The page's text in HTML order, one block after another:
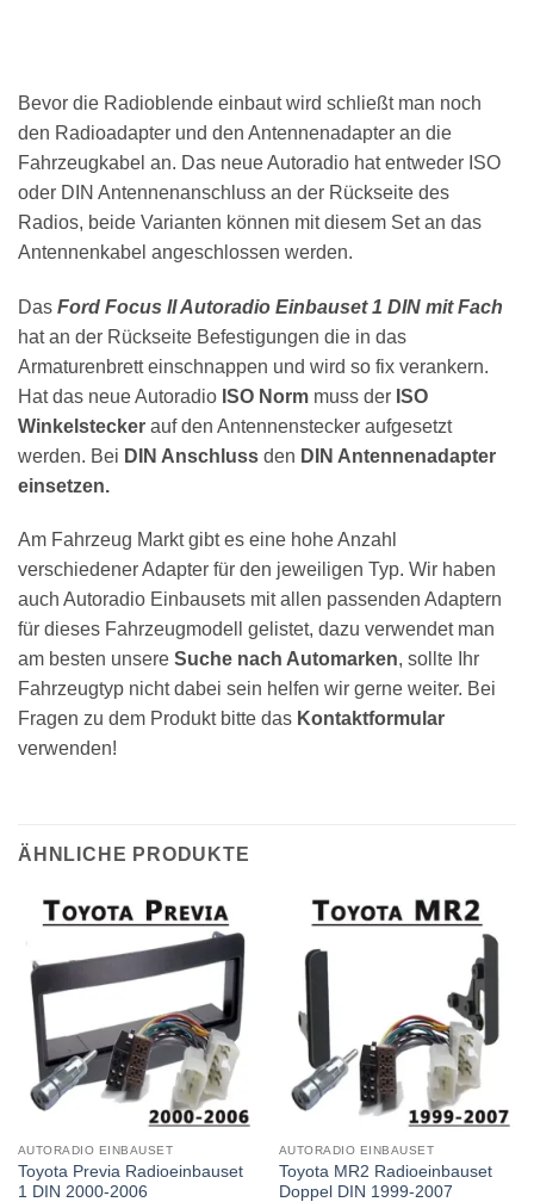
Bevor die Radioblende einbaut wird schließt man noch
den Radioadapter und den Antennenadapter an die
Fahrzeugkabel an. Das neue Autoradio hat entweder ISO
oder DIN Antennenanschluss an der Rückseite des
Radios, beide Varianten können mit diesem Set an das
Antennenkabel angeschlossen werden.
Das Ford Focus II Autoradio Einbauset 1 DIN mit Fach
hat an der Rückseite Befestigungen die in das
Armaturenbrett einschnappen und wird so fix verankern.
Hat das neue Autoradio ISO Norm muss der ISO
Winkelstecker auf den Antennenstecker aufgesetzt
werden. Bei DIN Anschluss den DIN Antennenadapter
einsetzen.
Am Fahrzeug Markt gibt es eine hohe Anzahl
verschiedener Adapter für den jeweiligen Typ. Wir haben
auch Autoradio Einbausets mit allen passenden Adaptern
für dieses Fahrzeugmodell gelistet, dazu verwendet man
am besten unsere Suche nach Automarken, sollte Ihr
Fahrzeugtyp nicht dabei sein helfen wir gerne weiter. Bei
Fragen zu dem Produkt bitte das Kontaktformular
verwenden!
ÄHNLICHE PRODUKTE
AUTORADIO EINBAUSET
Toyota Previa Radioeinbauset
1 DIN 2000-2006
AUTORADIO EINBAUSET
Toyota MR2 Radioeinbauset
Doppel DIN 1999-2007